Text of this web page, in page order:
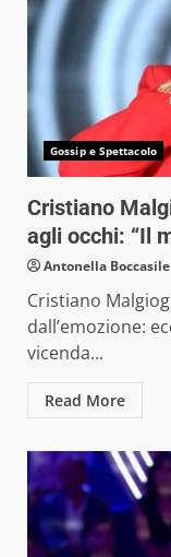
Gossip e Spettacolo
Cristiano
agli occhi: “Il
Antonella Boccasile
Cristiano
dall’emozione:
vicenda...
Read More